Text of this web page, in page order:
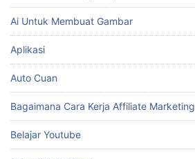
Ai Untuk Membuat Gambar
Aplikasi
Auto Cuan
Bagaimana Cara Kerja Affiliate Marketing
Belajar Youtube